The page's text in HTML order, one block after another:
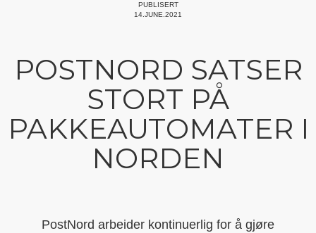
PUBLISERT
14.JUNE.2021
POSTNORD SATSER
STORT PÅ
PAKKEAUTOMATER I
NORDEN
PostNord arbeider kontinuerlig for å gjøre